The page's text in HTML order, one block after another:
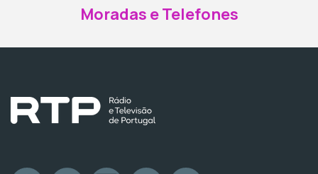
Moradas e Telefones